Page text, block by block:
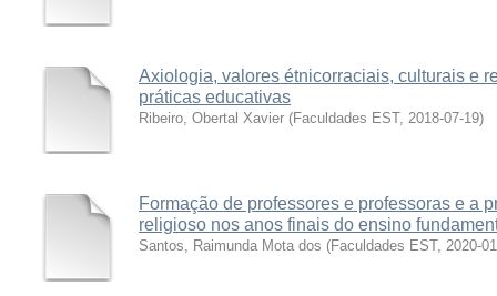
Axiologia, valores étnicorraciais, culturais e
práticas educativas
Ribeiro, Obertal Xavier (Faculdades EST, 2018-07-19)
Formação de professores e professoras e a
religioso nos anos finais do ensino
Santos, Raimunda Mota dos (Faculdades EST, 2020-